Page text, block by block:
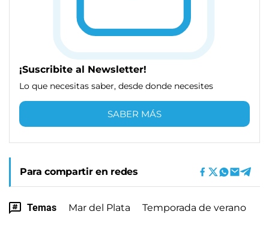
¡Suscribite al Newsletter!
Lo que necesitas saber, desde donde necesites
SABER MÁS
Para compartir en redes
Temas Mar del Plata Temporada de verano